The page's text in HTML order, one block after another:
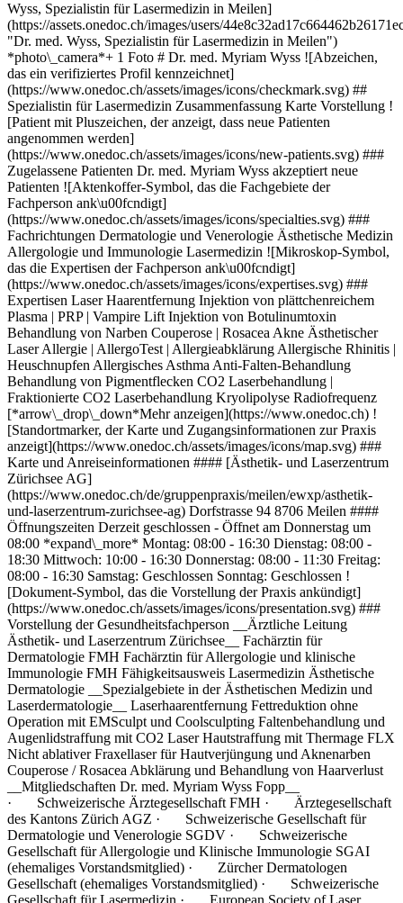
Wyss, Spezialistin für Lasermedizin in Meilen]
(https://assets.onedoc.ch/images/users/
"Dr. med. Wyss, Spezialistin für Lasermedizin in Meilen")
*photo\_camera*+ 1 Foto # Dr. med. Myriam Wyss ![Abzeichen,
das ein verifiziertes Profil kennzeichnet]
(https://www.onedoc.ch/assets/images/icons/checkmark.svg) ##
Spezialistin für Lasermedizin Zusammenfassung Karte Vorstellung !
[Patient mit Pluszeichen, der anzeigt, dass neue Patienten
angenommen werden]
(https://www.onedoc.ch/assets/images/icons/new-patients.svg) ###
Zugelassene Patienten Dr. med. Myriam Wyss akzeptiert neue
Patienten ![Aktenkoffer-Symbol, das die Fachgebiete der
Fachperson ank\u00fcndigt]
(https://www.onedoc.ch/assets/images/icons/specialties.svg) ###
Fachrichtungen Dermatologie und Venerologie Ästhetische Medizin
Allergologie und Immunologie Lasermedizin ![Mikroskop-Symbol,
das die Expertisen der Fachperson ank\u00fcndigt]
(https://www.onedoc.ch/assets/images/icons/expertises.svg) ###
Expertisen Laser Haarentfernung Injektion von plättchenreichem
Plasma | PRP | Vampire Lift Injektion von Botulinumtoxin
Behandlung von Narben Couperose | Rosacea Akne Ästhetischer
Laser Allergie | AllergoTest | Allergieabklärung Allergische Rhinitis |
Heuschnupfen Allergisches Asthma Anti-Falten-Behandlung
Behandlung von Pigmentflecken CO2 Laserbehandlung |
Fraktionierte CO2 Laserbehandlung Kryolipolyse Radiofrequenz
[*arrow\_drop\_down*Mehr anzeigen](https://www.onedoc.ch) !
[Standortmarker, der Karte und Zugangsinformationen zur Praxis
anzeigt](https://www.onedoc.ch/assets/images/icons/map.svg) ###
Karte und Anreiseinformationen #### [Ästhetik- und Laserzentrum
Zürichsee AG]
(https://www.onedoc.ch/de/gruppenpraxis/meilen/ewxp/asthetik-
und-laserzentrum-zurichsee-ag) Dorfstrasse 94 8706 Meilen ####
Öffnungszeiten Derzeit geschlossen - Öffnet am Donnerstag um
08:00 *expand\_more* Montag: 08:00 - 16:30 Dienstag: 08:00 -
18:30 Mittwoch: 10:00 - 16:30 Donnerstag: 08:00 - 11:30 Freitag:
08:00 - 16:30 Samstag: Geschlossen Sonntag: Geschlossen !
[Dokument-Symbol, das die Vorstellung der Praxis ankündigt]
(https://www.onedoc.ch/assets/images/icons/presentation.svg) ###
Vorstellung der Gesundheitsfachperson __Ärztliche Leitung
Ästhetik- und Laserzentrum Zürichsee__ Fachärztin für
Dermatologie FMH Fachärztin für Allergologie und klinische
Immunologie FMH Fähigkeitsausweis Lasermedizin Ästhetische
Dermatologie __Spezialgebiete in der Ästhetischen Medizin und
Laserdermatologie__ Laserhaarentfernung Fettreduktion ohne
Operation mit EMSculpt und Coolsculpting Faltenbehandlung und
Augenlidstraffung mit CO2 Laser Hautstraffung mit Thermage FLX
Nicht ablativer Fraxellaser für Hautverjüngung und Aknenarben
Couperose / Rosacea Abklärung und Behandlung von Haarverlust
__Mitgliedschaften Dr. med. Myriam Wyss Fopp__
· Schweizerische Ärztegesellschaft FMH · Ärztegesellschaft
des Kantons Zürich AGZ · Schweizerische Gesellschaft für
Dermatologie und Venerologie SGDV · Schweizerische
Gesellschaft für Allergologie und Klinische Immunologie SGAI
(ehemaliges Vorstandsmitglied) · Zürcher Dermatologen
Gesellschaft (ehemaliges Vorstandsmitglied) · Schweizerische
Gesellschaft für Lasermedizin · European Society of Laser